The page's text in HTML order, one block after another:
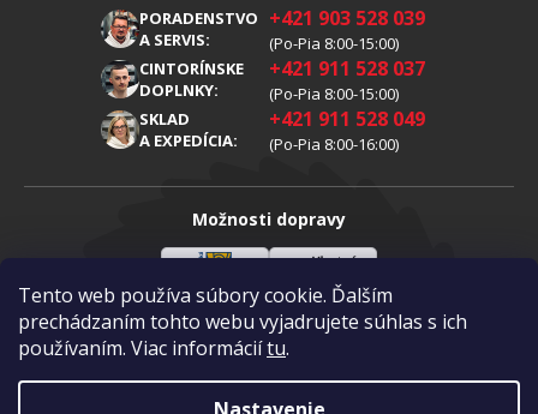
Tento web používa súbory cookie. Ďalším
prechádzaním tohto webu vyjadrujete súhlas s ich
používaním. Viac informáciítu.
Reklamácia
Spracovanie osobných údajov
PORADENSTVO
A SERVIS:
+421 903 528 039
(Po-Pia 8:00-15:00)
CINTORÍNSKE
DOPLNKY:
+421 911 528 037
(Po-Pia 8:00-15:00)
SKLAD
A EXPEDÍCIA:
+421 911 528 049
(Po-Pia 8:00-16:00)
Možnosti dopravy
Sloveenská
pošta
Vlastná
doprava
Možnosti platby
Visa Mastercard Dobierka